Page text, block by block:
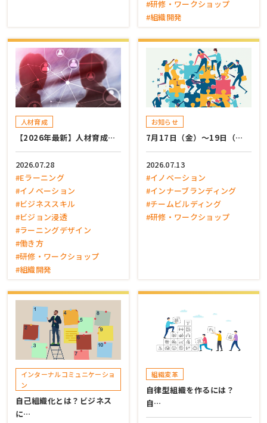
#研修・ワークショップ
#組織開発
人材育成
【2026年最新】人材育成…
2026.07.28
#Eラーニング
#イノベーション
#ビジネススキル
#ビジョン浸透
#ラーニングデザイン
#働き方
#研修・ワークショップ
#組織開発
お知らせ
7月17日（金）～19日（…
2026.07.13
#イノベーション
#インナーブランディング
#チームビルディング
#研修・ワークショップ
インターナルコミュニケーショ
ン
自己組織化とは？ビジネス
に…
組織変革
自律型組織を作るには？
自…